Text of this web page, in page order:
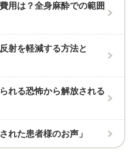
用は？全身麻酔での範囲
射を軽減する方法と
れる恐怖から解放される
れた患者様のお声」